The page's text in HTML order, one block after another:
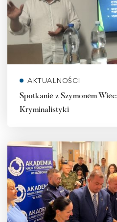
AKTUALNOŚCI
Spotkanie z Szymonem
Kryminalistyki